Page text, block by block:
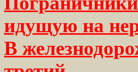
идущую на
В